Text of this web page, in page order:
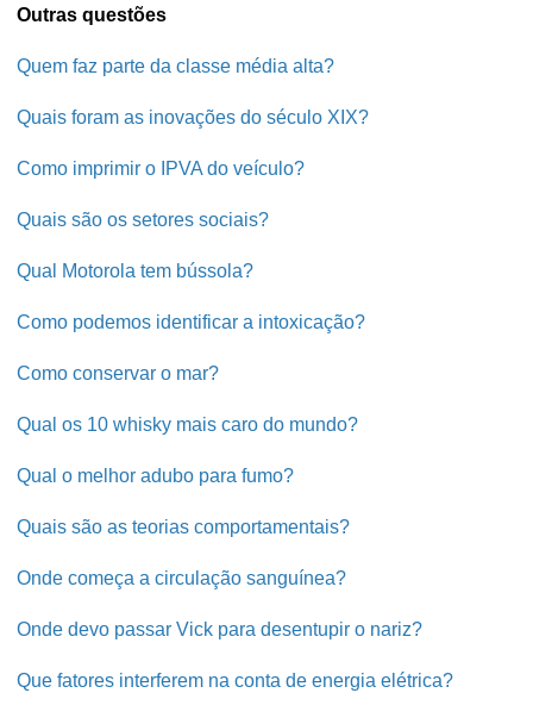
Outras questões
Quem faz parte da classe média alta?
Quais foram as inovações do século XIX?
Como imprimir o IPVA do veículo?
Quais são os setores sociais?
Qual Motorola tem bússola?
Como podemos identificar a intoxicação?
Como conservar o mar?
Qual os 10 whisky mais caro do mundo?
Qual o melhor adubo para fumo?
Quais são as teorias comportamentais?
Onde começa a circulação sanguínea?
Onde devo passar Vick para desentupir o nariz?
Que fatores interferem na conta de energia elétrica?